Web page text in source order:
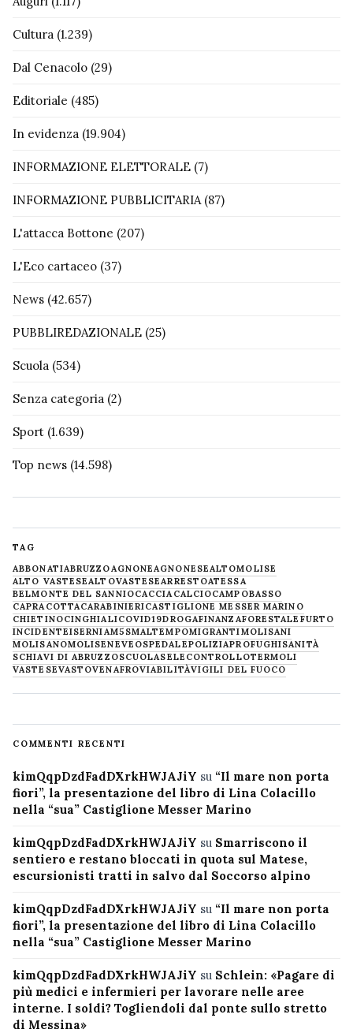
Cultura (1.239)
Dal Cenacolo (29)
Editoriale (485)
In evidenza (19.904)
INFORMAZIONE ELETTORALE (7)
INFORMAZIONE PUBBLICITARIA(87)
L'attacca Bottone (207)
L'Eco cartaceo (37)
News (42.657)
PUBBLIREDAZIONALE (25)
Scuola (534)
Senza categoria (2)
Sport (1.639)
Top news (14.598)
TAG
ABBONATIABRUZZOAGNONEAGNONESEALTOMOLISE
ALTO VASTESEALTOVASTESEARRESTOATESSA
BELMONTE DEL SANNIOCACCIACALCIOCAMPOBASSO
CAPRACOTTACARABINIERICASTIGLIONE MESSER MARINO
CHIETINOCINGHIALICOVID19DROGAFINANZAFORESTALE FURTO
INCIDENTEISERNIAM5SMALTEMPOMIGRANTIMOLISANI
MOLISANOMOLISENEVE OSPEDALEPOLIZIAPROFUGHISANITÀ
SCHIAVI DI ABRUZZOSCUOLASELECONTROLLOTERMOLI
VASTESEVASTOVENAFROVIABILITÀVIGILI DEL FUOCO
COMMENTI RECENTI
kimQqpDzdFadDXrkHWJAJiY su “Il mare non porta
fiori”, la presentazione del libro di Lina Colacillo
nella “sua” Castiglione Messer Marino
kimQqpDzdFadDXrkHWJAJiY su Smarriscono il
sentiero e restano bloccati in quota sul Matese,
escursionisti tratti in salvo dal Soccorso alpino
kimQqpDzdFadDXrkHWJAJiY su “Il mare non porta
fiori”, la presentazione del libro di Lina Colacillo
nella “sua” Castiglione Messer Marino
kimQqpDzdFadDXrkHWJAJiY su Schlein: «Pagare di
più medici e infermieri per lavorare nelle aree
interne. I soldi? Togliendoli dal ponte sullo stretto
di Messina»